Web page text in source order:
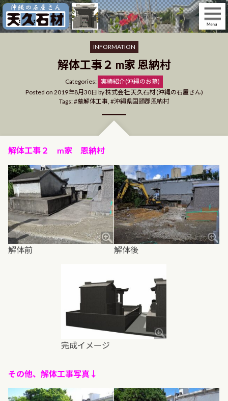
Skip
to
content
INFORMATION
解体工事２ m家 恩納村
Categories: Categories
実績紹介(沖縄のお墓)
Posted on 2019年8月30日 by株式会社 天久石材 (沖縄の石屋さん)
Tags: 墓解体工事, 沖縄県国頭郡恩納村
解体工事２ m家 恩納村
解体前 解体後
完成イメージ
その他、解体工事写真↓